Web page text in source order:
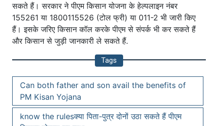
सकते हैं। सरकार ने पीएम किसान योजना के हेल्पलाइन नंबर
155261 या 1800115526 (टोल फ्री) या 011-2 भी जारी किए
हैं। इसके जरिए किसान कॉल करके पीएम से संपर्क भी कर सकते हैं
और किसान से जुड़ी जानकारी ले सकते हैं.
Tags
Can both father and son avail the benefits of
PM Kisan Yojana
know the rulesक्या पिता-पुत्र दोनों उठा सकते हैं पीएम